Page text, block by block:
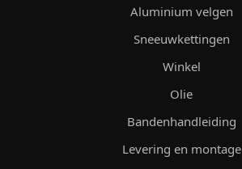
Aluminium velgen
Sneeuwkettingen
Winkel
Olie
Bandenhandleiding
Levering en montage